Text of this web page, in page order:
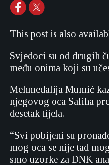
This post is also
Svjedoci su od drugih
među onima koji su
Mehmedalija Mumić
njegovog oca Saliha
desetak tijela.
“Svi pobijeni su
mog oca se nije tad
smo uzorke za DNK